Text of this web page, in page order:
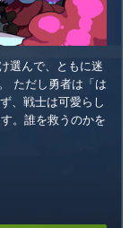
選んで、ともに迷
ただし勇者は「は
、戦士は可愛らし
。誰を救うのかを